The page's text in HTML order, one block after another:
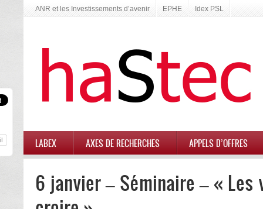
ANR et les Investissements d’avenir EPHE Idex PSL
LABEX AXES DE RECHERCHES APPELS D’OFFRES
6 janvier – Séminaire – « Les